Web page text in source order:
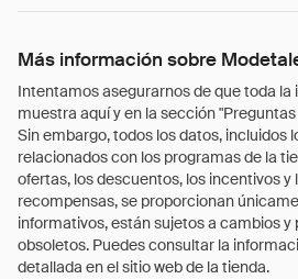
Más información sobre
Intentamos asegurarnos de que toda la
muestra aquí y en la sección
Sin embargo, todos los datos, incluidos
relacionados con los programas de la
ofertas, los descuentos, los incentivos y
recompensas, se proporcionan
informativos, están sujetos a cambios y
obsoletos. Puedes consultar la
detallada en el sitio web de la tienda.